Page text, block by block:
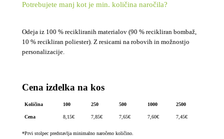
Potrebujete manj kot je min. količina naročila?
Odeja iz 100 % recikliranih materialov (90 % recikliran bombaž,
10 % recikliran poliester). Z resicami na robovih in možnostjo
personalizacije.
Cena izdelka na kos
Količina 100 250 500 1000 2500
Cena 8,15€ 7,85€ 7,65€ 7,60€ 7,45€
*Prvi stolpec predstavlja minimalno naročeno količino.